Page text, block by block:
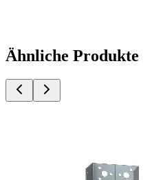
Ähnliche Produkte